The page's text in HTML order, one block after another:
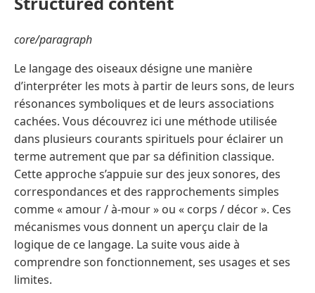
core/paragraph
Le langage des oiseaux désigne une manière
d’interpréter les mots à partir de leurs sons, de leurs
résonances symboliques et de leurs associations
cachées. Vous découvrez ici une méthode utilisée
dans plusieurs courants spirituels pour éclairer un
terme autrement que par sa définition classique.
Cette approche s’appuie sur des jeux sonores, des
correspondances et des rapprochements simples
comme « amour / à-mour » ou « corps / décor ». Ces
mécanismes vous donnent un aperçu clair de la
logique de ce langage. La suite vous aide à
comprendre son fonctionnement, ses usages et ses
limites.